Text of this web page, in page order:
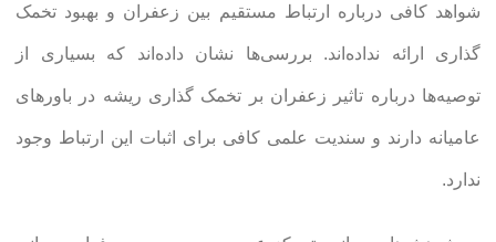
شواهد کافی درباره ارتباط مستقیم بین زعفران و بهبود تخمک
گذاری ارائه نداده‌اند. بررسی‌ها نشان داده‌اند که بسیاری از
توصیه‌ها درباره تاثیر زعفران بر تخمک گذاری ریشه در باورهای
عامیانه دارند و سندیت علمی کافی برای اثبات این ارتباط وجود
ندارد.